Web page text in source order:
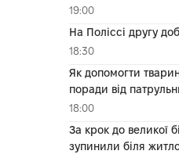
19:00
На Поліссі другу
18:30
Як допомогти
поради від
18:00
За крок до великої
зупинили біля